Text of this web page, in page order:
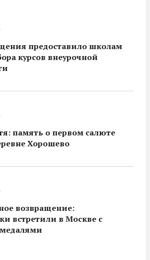
предоставило школам
курсов внеурочной
память о первом салюте
Хорошево
возвращение:
встретили в Москве с